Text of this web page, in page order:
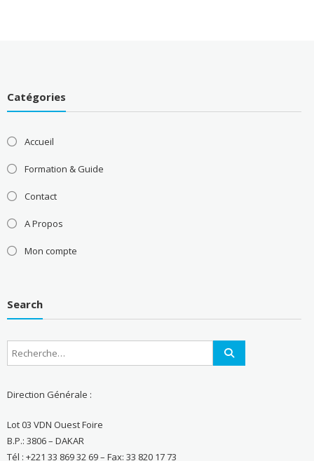
Catégories
Accueil
Formation & Guide
Contact
A Propos
Mon compte
Search
Direction Générale :
Lot 03 VDN Ouest Foire
B.P.: 3806 – DAKAR
Tél : +221 33 869 32 69 – Fax: 33 820 17 73